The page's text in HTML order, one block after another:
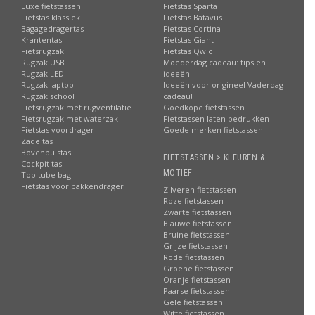
Luxe fietstassen
Fietstas klassiek
Bagagedragertas
Krantentas
Fietsrugzak
Rugzak USB
Rugzak LED
Rugzak laptop
Rugzak school
Fietsrugzak met rugventilatie
Fietsrugzak met waterzak
Fietstas voordrager
Zadeltas
Bovenbuistas
Cockpit tas
Top tube bag
Fietstas voor pakkendrager
Fietstas Sparta
Fietstas Batavus
Fietstas Cortina
Fietstas Giant
Fietstas Qwic
Moederdag cadeau: tips en
ideeën!
Ideeën voor origineel Vaderdag
cadeau!
Goedkope fietstassen
Fietstassen laten bedrukken
Goede merken fietstassen
FIETSTASSEN > KLEUREN &
MOTIEF
Zilveren fietstassen
Roze fietstassen
Zwarte fietstassen
Blauwe fietstassen
Bruine fietstassen
Grijze fietstassen
Rode fietstassen
Groene fietstassen
Oranje fietstassen
Paarse fietstassen
Gele fietstassen